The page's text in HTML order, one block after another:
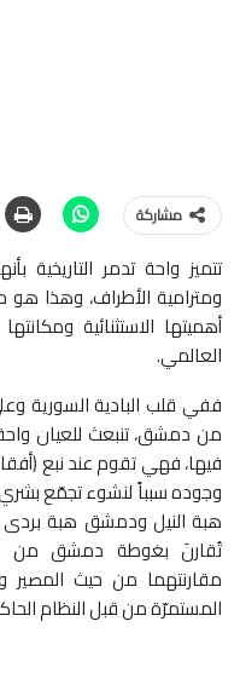
مشاركة
تتميز واحة تدمر
ومترامية الأطراف، وهذا هو
أهميتها الاستثنائية
العالمي.
من دمشق، تنبعث للعيان
فيها، فهي تقوم عند نبع
وجوده سبباً لنشوء تجمّع
هبة النيل ودمشق هبة
تُقارنَ بغوطة دمشق من
مقارنتهما من حيث المصير
المستمرّة من قبل النظام